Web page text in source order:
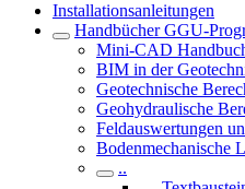
Installationsanleitungen
Handbücher GGU-
Mini-CAD
BIM in der
Geotechnische
Geohydraulische
Feldauswertungen
Bodenmechanische
..